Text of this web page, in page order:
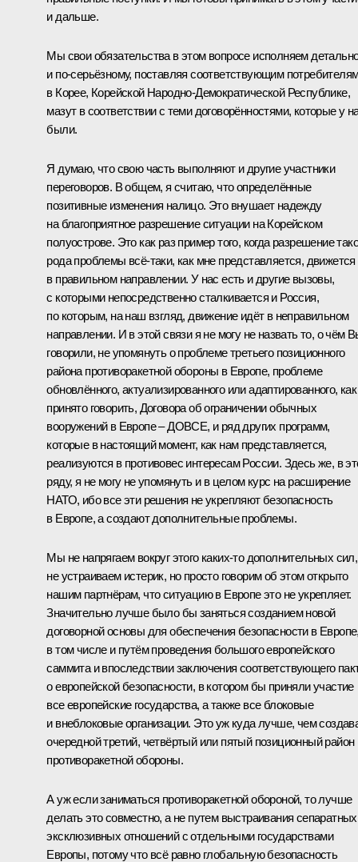
и дальше.
Мы свои обязательства в этом вопросе исполняем
и по‑серьёзному, поставляя соответствующим
в Корее, Корейской Народно-Демократической Республике,
мазут в соответствии с теми договорённостями, которые у
были.
Я думаю, что свою часть выполняют и другие участники
переговоров. В общем, я считаю, что определённые
позитивные изменения налицо. Это внушает надежду
на благоприятное разрешение ситуации на Корейском
полуострове. Это как раз пример того, когда разрешение
рода проблемы всё‑таки, как мне представляется, движется
в правильном направлении. У нас есть и другие вызовы,
с которыми непосредственно сталкивается и Россия,
по которым, на наш взгляд, движение идёт в неправильном
направлении. И в этой связи я не могу не назвать то, о чём
говорили, не упомянуть о проблеме третьего позиционного
района противоракетной обороны в Европе, проблеме
обновлённого, актуализированного или адаптированного, как
принято говорить, Договора об ограничении обычных
вооружений в Европе – ДОВСЕ, и ряд других программ,
которые в настоящий момент, как нам представляется,
реализуются в противовес интересам России. Здесь же, в
ряду, я не могу не упомянуть и в целом курс на расширение
НАТО, ибо все эти решения не укрепляют безопасность
в Европе, а создают дополнительные проблемы.
Мы не напрягаем вокруг этого каких‑то дополнительных сил,
не устраиваем истерик, но просто говорим об этом открыто
нашим партнёрам, что ситуацию в Европе это не укрепляет.
Значительно лучше было бы заняться созданием новой
договорной основы для обеспечения безопасности в
в том числе и путём проведения большого европейского
саммита и впоследствии заключения соответствующего
о европейской безопасности, в котором бы приняли участие
все европейские государства, а также все блоковые
и внеблоковые организации. Это уж куда лучше, чем
очередной третий, четвёртый или пятый позиционный район
противоракетной обороны.
А уж если заниматься противоракетной обороной, то лучше
делать это совместно, а не путем выстраивания
эксклюзивных отношений с отдельными государствами
Европы, потому что всё равно глобальную безопасность